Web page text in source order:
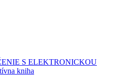
S ELEKTRONICKOU
kniha